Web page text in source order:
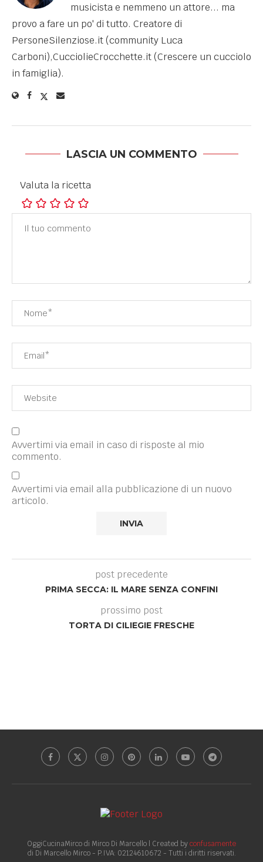
musicista e nemmeno un attore... ma
provo a fare un po' di tutto. Creatore di
PersoneSilenziose.it (community Luca
Carboni),CucciolieCrocchette.it (Crescere un cucciolo
in famiglia).
LASCIA UN COMMENTO
Valuta la ricetta
Avvertimi via email in caso di risposte al mio
commento.
Avvertimi via email alla pubblicazione di un nuovo
articolo.
post precedente
PRIMA SECCA: IL MARE SENZA CONFINI
prossimo post
TORTA DI CILIEGIE FRESCHE
OggiCucinaMirco di Mirco Di Marcello | Created byconfusamente
di Di Marcello Mirco - P.IVA: 02124610672 - Tutti i diritti riservati.